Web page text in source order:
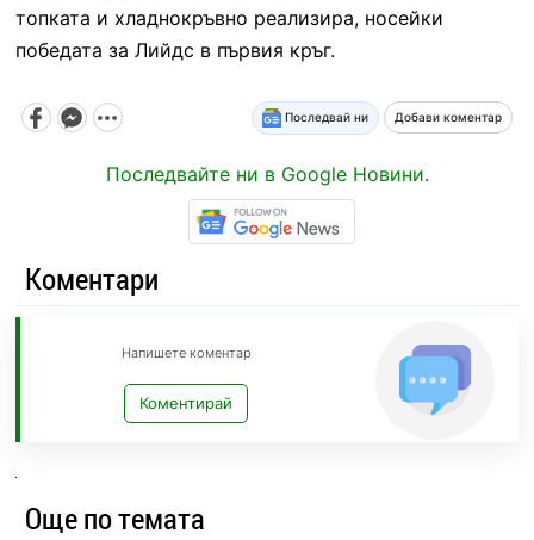
топката и хладнокръвно реализира, носейки
победата за Лийдс в първия кръг.
Последвай ни Добави коментар
Последвайте ни в Google Новини.
Коментари
Напишете коментар
Коментирай
Още по темата